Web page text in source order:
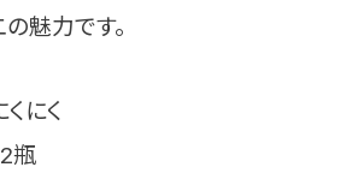
魅力です。
にく
瓶